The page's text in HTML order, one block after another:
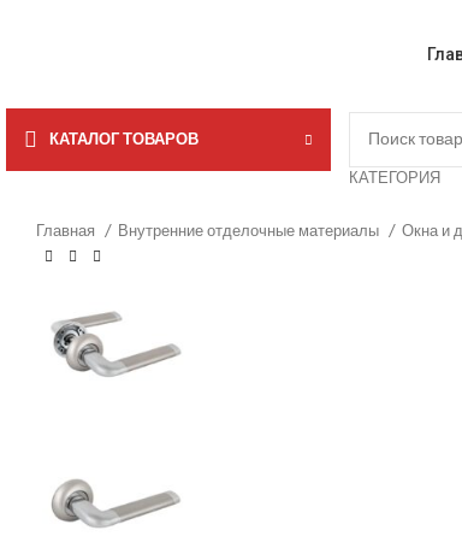
КАТАЛОГ ТОВАРОВ
КАТЕГОРИЯ
Главная Внутренние отделочные материалы Окна и